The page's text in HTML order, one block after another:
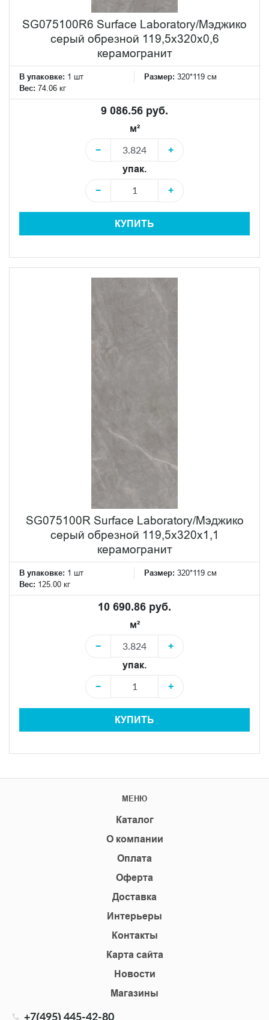
SG075100R6 Surface Laboratory/Мэджико
серый обрезной 119,5x320x0,6
керамогранит
В упаковке: 1 шт Размер: 320*119 см
Вес: 74.06 кг
9 086.56 руб.
м²
−
+
упак.
−
+
КУПИТЬ
SG075100R Surface Laboratory/Мэджико
серый обрезной 119,5x320x1,1
керамогранит
В упаковке: 1 шт Размер: 320*119 см
Вес: 125.00 кг
10 690.86 руб.
м²
−
+
упак.
−
+
КУПИТЬ
МЕНЮ
Каталог
О компании
Оплата
Оферта
Доставка
Интерьеры
Контакты
Карта сайта
Новости
Магазины
+7(495) 445-42-80